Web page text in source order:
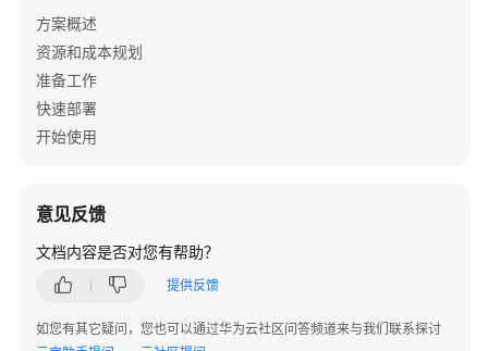
安
全
解
决
方
案
保
规
解
方案概述
资源和成本规划
准备工作
快速部署
开始使用
意见反馈
文档内容是否对您有帮助？
提供反馈
如您有其它疑问，您也可以通过华为云社区问答频道来与我们联系探讨